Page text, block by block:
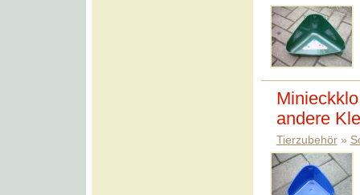
andere
Tierzubehör»